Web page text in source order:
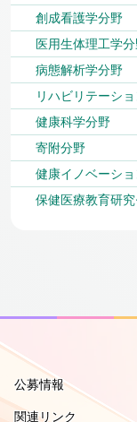
創成看護学分野
医用生体理工学
病態解析学分野
リハビリテーシ
健康科学分野
寄附分野
健康イノベーシ
保健医療教育研
公募情報
関連リンク